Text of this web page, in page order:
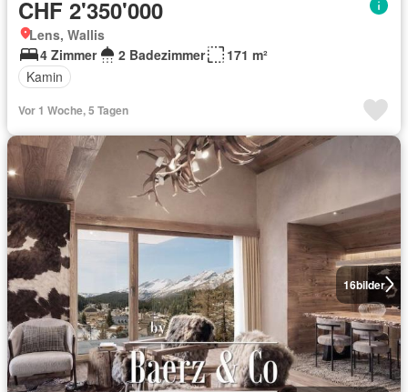
CHF 2'350'000
Lens, Wallis
4 Zimmer
2 Badezimmer
171 m²
Kamin
Vor 1 Woche, 5 Tagen
16bilder